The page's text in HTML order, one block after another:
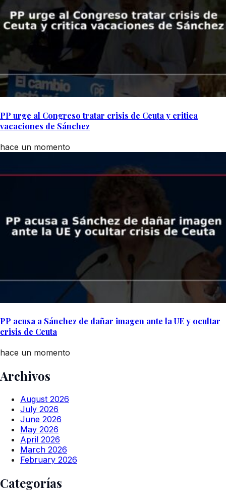
PP urge al Congreso tratar crisis de Ceuta y critica
vacaciones de Sánchez
hace un momento
PP acusa a Sánchez de dañar imagen ante la UE y ocultar
crisis de Ceuta
hace un momento
Archivos
August 2026
July 2026
June 2026
May 2026
April 2026
March 2026
February 2026
Categorías